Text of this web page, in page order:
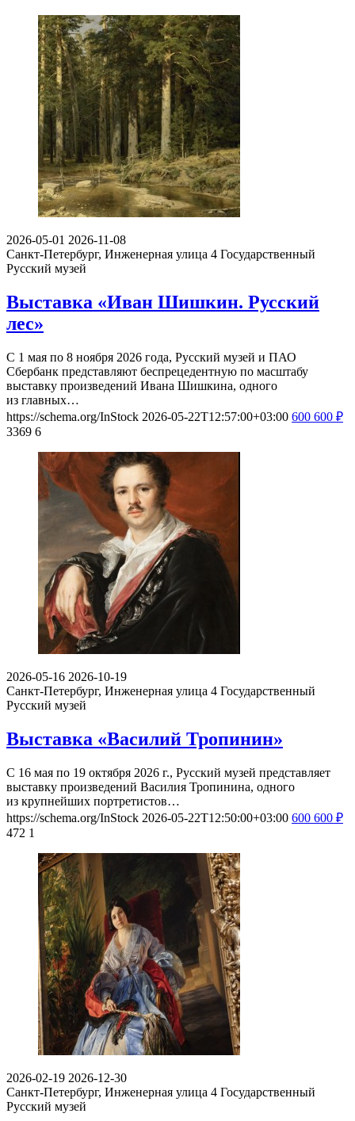
2026-05-01 2026-11-08
Санкт-Петербург, Инженерная улица 4 Государственный
Русский музей
Выставка «Иван Шишкин. Русский
лес»
С 1 мая по 8 ноября 2026 года, Русский музей и ПАО
Сбербанк представляют беспрецедентную по масштабу
выставку произведений Ивана Шишкина, одного
из главных…
https://schema.org/InStock 2026-05-22T12:57:00+03:00 600 600 ₽
3369 6
2026-05-16 2026-10-19
Санкт-Петербург, Инженерная улица 4 Государственный
Русский музей
Выставка «Василий Тропинин»
С 16 мая по 19 октября 2026 г., Русский музей представляет
выставку произведений Василия Тропинина, одного
из крупнейших портретистов…
https://schema.org/InStock 2026-05-22T12:50:00+03:00 600 600 ₽
472 1
2026-02-19 2026-12-30
Санкт-Петербург, Инженерная улица 4 Государственный
Русский музей